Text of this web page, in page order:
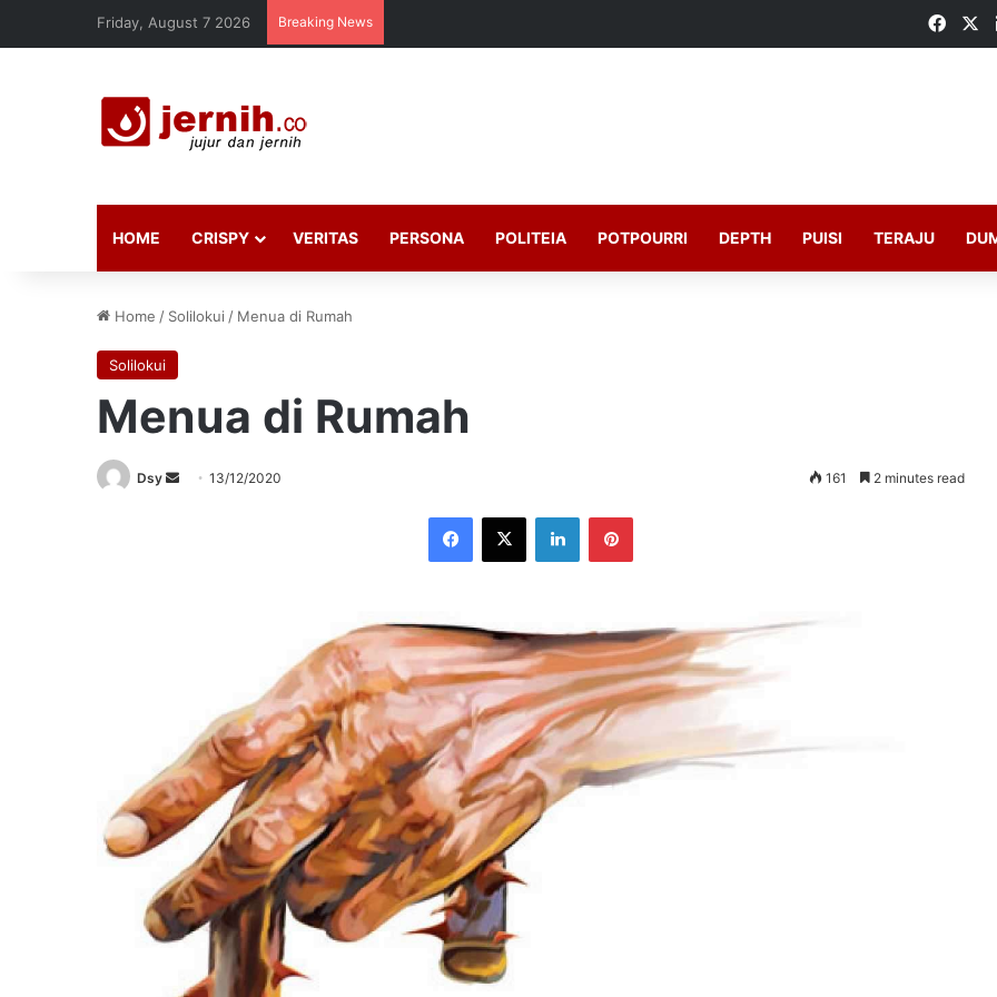
Friday, August 7 2026 Breaking News
HOME CRISPY VERITAS PERSONA POLITEIA POTPOURRI DEPTH PUISI TERAJU
Home / Solilokui / Menua di Rumah
Solilokui
Menua di Rumah
Dsy
Send13/12/2020 161 2 minutes read
Facebook
X LinkedInPinterest